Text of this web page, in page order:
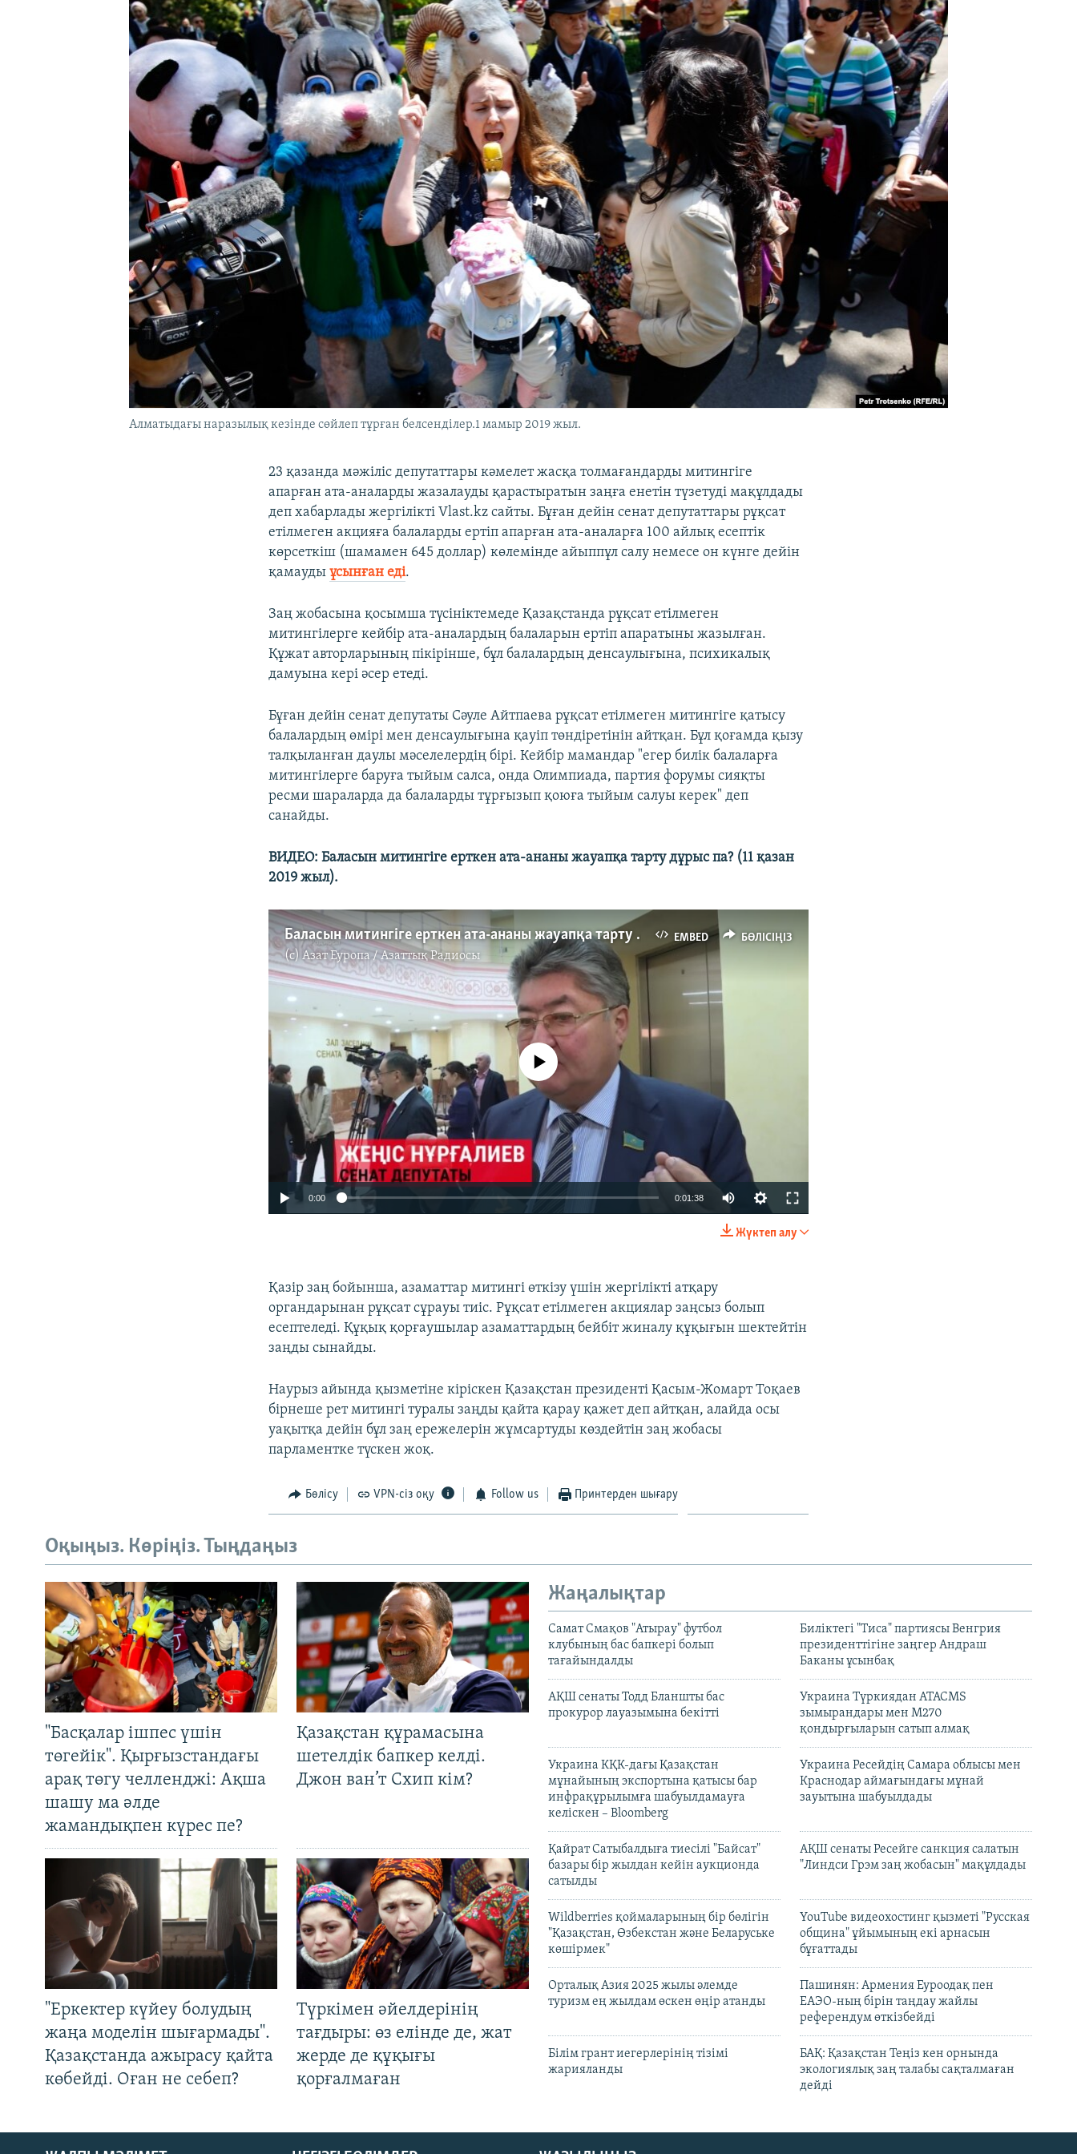
Алматыдағы наразылық кезінде сөйлеп тұрған белсенділер.1 мамыр 2019 жыл.
23 қазанда мәжіліс депутаттары кәмелет жасқа толмағандарды митингіге
апарған ата-аналарды жазалауды қарастыратын заңға енетін түзетуді мақұлдады
деп хабарлады жергілікті Vlast.kz сайты. Бұған дейін сенат депутаттары рұқсат
етілмеген акцияға балаларды ертіп апарған ата-аналарға 100 айлық есептік
көрсеткіш (шамамен 645 доллар) көлемінде айыппұл салу немесе он күнге дейін
қамаудыұсынған еді.
Заң жобасына қосымша түсініктемеде Қазақстанда рұқсат етілмеген
митингілерге кейбір ата-аналардың балаларын ертіп апаратыны жазылған.
Құжат авторларының пікірінше, бұл балалардың денсаулығына, психикалық
дамуына кері әсер етеді.
Бұған дейін сенат депутаты Сәуле Айтпаева рұқсат етілмеген митингіге қатысу
балалардың өмірі мен денсаулығына қауіп төндіретінін айтқан. Бұл қоғамда қызу
талқыланған даулы мәселелердің бірі. Кейбір мамандар "егер билік балаларға
митингілерге баруға тыйым салса, онда Олимпиада, партия форумы сияқты
ресми шараларда да балаларды тұрғызып қоюға тыйым салуы керек" деп
санайды.
ВИДЕО: Баласын митингіге ерткен ата-ананы жауапқа тарту дұрыс па? (11 қазан
2019 жыл).
EMBED БӨЛІСІҢІЗ
Баласын митингіге ерткен ата-ананы жауапқа тарту дұрыс па?
(c)Азат Еуропа / Азаттық Радиосы
БӨЛІСІҢІЗ
No media source currently available
0:00 0:01:38
Жүктеп алу
Қазір заң бойынша, азаматтар митингі өткізу үшін жергілікті атқару
органдарынан рұқсат сұрауы тиіс. Рұқсат етілмеген акциялар заңсыз болып
есептеледі. Құқық қорғаушылар азаматтардың бейбіт жиналу құқығын шектейтін
заңды сынайды.
Наурыз айында қызметіне кіріскен Қазақстан президенті Қасым-Жомарт Тоқаев
бірнеше рет митингі туралы заңды қайта қарау қажет деп айтқан, алайда осы
уақытқа дейін бұл заң ережелерін жұмсартуды көздейтін заң жобасы
парламентке түскен жоқ.
Бөлісу VPN-сіз оқу Follow us Принтерден шығару
Оқыңыз. Көріңіз. Тыңдаңыз
"Басқалар ішпес үшін
төгейік". Қырғызстандағы
арақ төгу челленджі: Ақша
шашу ма әлде
жамандықпен күрес пе?
Қазақстан құрамасына
шетелдік бапкер келді.
Джон ван’т Схип кім?
"Еркектер күйеу болудың
жаңа моделін шығармады".
Қазақстанда ажырасу қайта
көбейді. Оған не себеп?
Түркімен әйелдерінің
тағдыры: өз елінде де, жат
жерде де құқығы
қорғалмаған
Жаңалықтар
Самат Смақов "Атырау" футбол
клубының бас бапкері болып
тағайындалды
Биліктегі "Тиса" партиясы Венгрия
президенттігіне заңгер Андраш
Баканы ұсынбақ
АҚШ сенаты Тодд Бланшты бас
прокурор лауазымына бекітті
Украина Түркиядан ATACMS
зымырандары мен M270
қондырғыларын сатып алмақ
Украина КҚК-дағы Қазақстан
мұнайының экспортына қатысы бар
инфрақұрылымға шабуылдамауға
келіскен – Bloomberg
Украина Ресейдің Самара облысы мен
Краснодар аймағындағы мұнай
зауытына шабуылдады
Қайрат Сатыбалдыға тиесілі "Байсат"
базары бір жылдан кейін аукционда
сатылды
АҚШ сенаты Ресейге санкция салатын
"Линдси Грэм заң жобасын" мақұлдады
Wildberries қоймаларының бір бөлігін
"Қазақстан, Өзбекстан және Беларуське
көшірмек"
YouTube видеохостинг қызметі "Русская
община" ұйымының екі арнасын
бұғаттады
Орталық Азия 2025 жылы әлемде
туризм ең жылдам өскен өңір атанды
Пашинян: Армения Еуроодақ пен
ЕАЭО-ның бірін таңдау жайлы
референдум өткізбейді
Білім грант иегерлерінің тізімі
жарияланды
БАҚ: Қазақстан Теңіз кен орнында
экологиялық заң талабы сақталмаған
дейді